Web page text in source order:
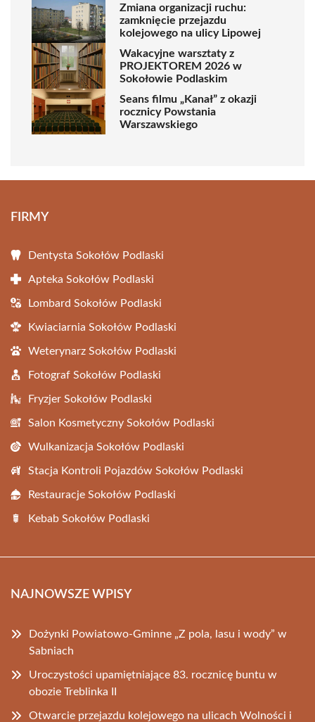
Zmiana organizacji ruchu:
zamknięcie przejazdu
kolejowego na ulicy Lipowej
Wakacyjne warsztaty z
PROJEKTOREM 2026 w
Sokołowie Podlaskim
Seans filmu „Kanał” z okazji
rocznicy Powstania
Warszawskiego
FIRMY
Dentysta Sokołów Podlaski
Apteka Sokołów Podlaski
Lombard Sokołów Podlaski
Kwiaciarnia Sokołów Podlaski
Weterynarz Sokołów Podlaski
Fotograf Sokołów Podlaski
Fryzjer Sokołów Podlaski
Salon Kosmetyczny Sokołów Podlaski
Wulkanizacja Sokołów Podlaski
Stacja Kontroli Pojazdów Sokołów Podlaski
Restauracje Sokołów Podlaski
Kebab Sokołów Podlaski
NAJNOWSZE WPISY
Dożynki Powiatowo-Gminne „Z pola, lasu i wody” w
Sabniach
Uroczystości upamiętniające 83. rocznicę buntu w
obozie Treblinka II
Otwarcie przejazdu kolejowego na ulicach Wolności i